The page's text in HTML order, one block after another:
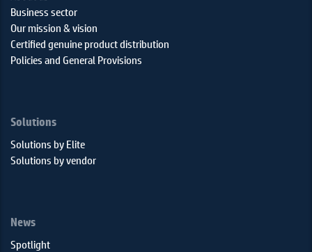
Business sector
Our mission & vision
Certified genuine product distribution
Policies and General Provisions
Solutions
Solutions by Elite
Solutions by vendor
News
Spotlight